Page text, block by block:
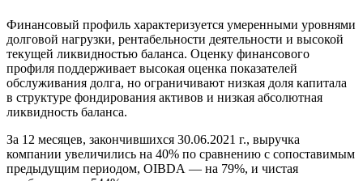
Финансовый профиль характеризуется умеренными уровнями
долговой нагрузки, рентабельности деятельности и высокой
текущей ликвидностью баланса. Оценку финансового
профиля поддерживает высокая оценка показателей
обслуживания долга, но ограничивают низкая доля капитала
в структуре фондирования активов и низкая абсолютная
ликвидность баланса.
За 12 месяцев, закончившихся 30.06.2021 г., выручка
компании увеличились на 40% по сравнению с сопоставимым
предыдущим периодом, OIBDA — на 79%, и чистая